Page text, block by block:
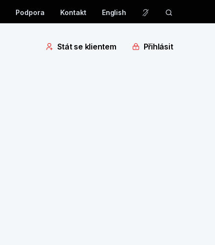
Podpora Kontakt English
Stát se klientem Přihlásit